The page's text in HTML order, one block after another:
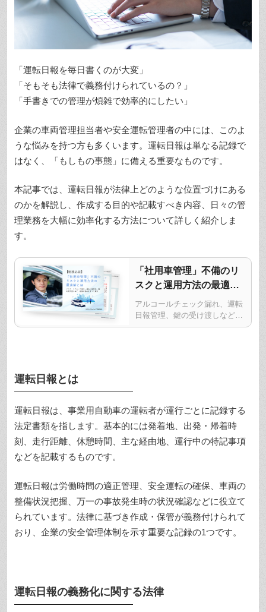
「運転日報を毎日書くのが大変」
「そもそも法律で義務付けられているの？」
「手書きでの管理が煩雑で効率的にしたい」
企業の車両管理担当者や安全運転管理者の中には、このよ
うな悩みを持つ方も多くいます。運転日報は単なる記録で
はなく、「もしもの事態」に備える重要なものです。
本記事では、運転日報が法律上どのような位置づけにある
のかを解説し、作成する目的や記載すべき内容、日々の管
理業務を大幅に効率化する方法について詳しく紹介しま
す。
「社用車管理」不備のリ
スクと運用方法の最適解
とは」資料無料ダウンロ
ード
アルコールチェック漏れ、運転
日報管理、鍵の受け渡しなど、
総務の悩みをすべて解決
運転日報とは
運転日報は、事業用自動車の運転者が運行ごとに記録する
法定書類を指します。基本的には発着地、出発・帰着時
刻、走行距離、休憩時間、主な経由地、運行中の特記事項
などを記載するものです。
運転日報は労働時間の適正管理、安全運転の確保、車両の
整備状況把握、万一の事故発生時の状況確認などに役立て
られています。法律に基づき作成・保管が義務付けられて
おり、企業の安全管理体制を示す重要な記録の1つです。
運転日報の義務化に関する法律